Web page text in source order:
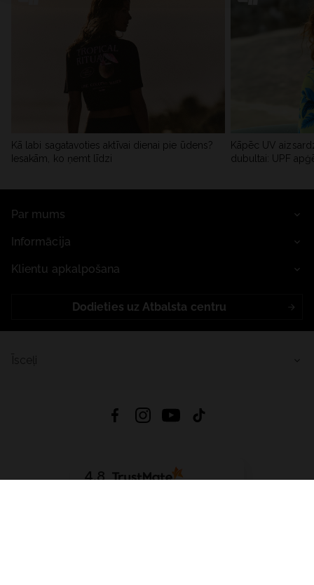
Kā labi sagatavoties aktīvai dienai pie ūdens?
Iesakām, ko ņemt līdzi
Kāpēc UV
dubultai: UPF
Par mums
Informācija
Klientu apkalpošana
Dodieties uz Atbalsta centru
4.8